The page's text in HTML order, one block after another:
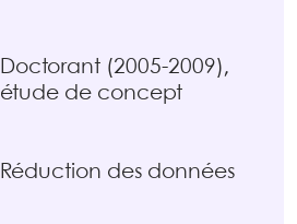
Doctorant (2005-2009),
étude de concept
Réduction des données